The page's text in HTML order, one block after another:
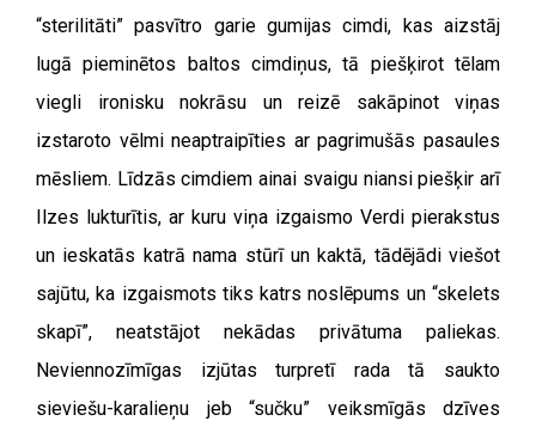
“sterilitāti” pasvītro garie gumijas cimdi, kas aizstāj
lugā pieminētos baltos cimdiņus, tā piešķirot tēlam
viegli ironisku nokrāsu un reizē sakāpinot viņas
izstaroto vēlmi neaptraipīties ar pagrimušās pasaules
mēsliem. Līdzās cimdiem ainai svaigu niansi piešķir arī
Ilzes lukturītis, ar kuru viņa izgaismo Verdi pierakstus
un ieskatās katrā nama stūrī un kaktā, tādējādi viešot
sajūtu, ka izgaismots tiks katrs noslēpums un “skelets
skapī”, neatstājot nekādas privātuma paliekas.
Neviennozīmīgas izjūtas turpretī rada tā saukto
sieviešu-karalieņu jeb “sučku” veiksmīgās dzīves